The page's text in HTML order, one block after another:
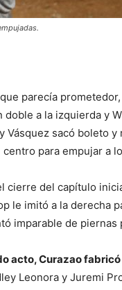
parecía
a la izquierda y
Vásquez sacó boleto
para empujar a
cierre del capítulo
le imitó a la derecha
imparable de
acto, Curazao
Leonora y Juremi